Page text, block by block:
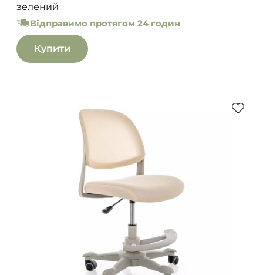
зелений
Відправимо протягом 24 годин
Купити